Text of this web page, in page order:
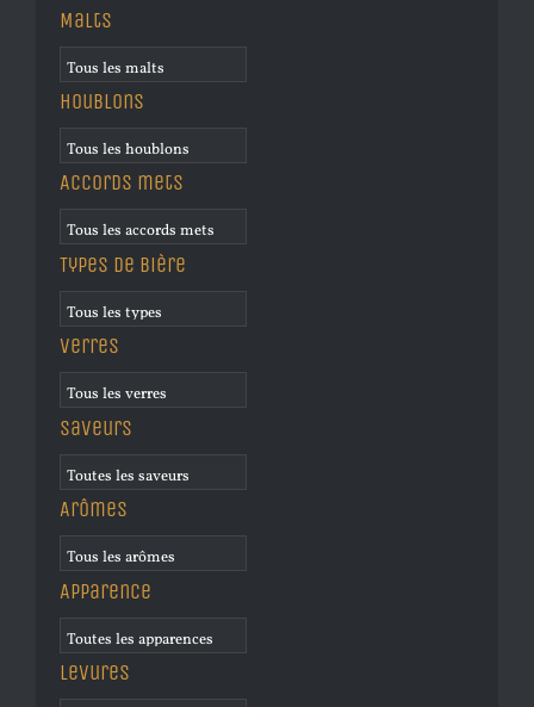
Malts
Houblons
Accords mets
Types de bière
Verres
Saveurs
Arômes
Apparence
Levures